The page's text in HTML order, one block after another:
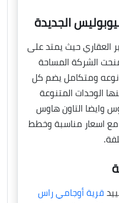
الجديدة
العقاري حيث يمتد على
650 فدان منحت الشركة المساحة
نوعه ومتكامل يضم كل
الوحدات المتنوعة
وايضا التاون هاوس
مع اسعار مناسبة وخطط
قرية أوجامي راس